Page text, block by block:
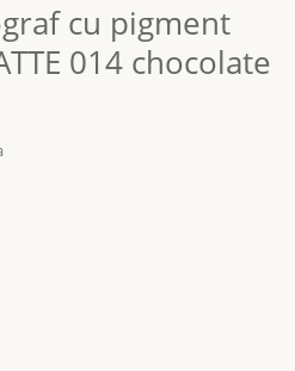
cu pigment
014 chocolate